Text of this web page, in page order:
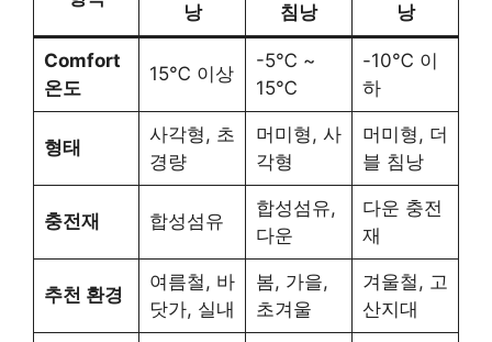
낭
침낭
낭
Comfort
온도
15℃ 이상
-5℃ ~
15℃
-10℃ 이
하
형태
사각형, 초
경량
머미형, 사
각형
머미형, 더
블 침낭
충전재 합성섬유
합성섬유,
다운
다운 충전
재
추천 환경
여름철, 바
닷가, 실내
봄, 가을,
초겨울
겨울철, 고
산지대